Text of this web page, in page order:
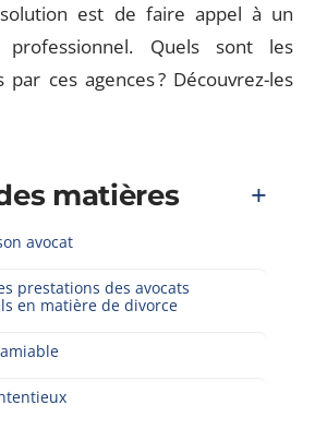
solution est de faire appel à un
professionnel. Quels sont les
par ces agences ? Découvrez-les
matières
avocat
prestations des avocats
en matière de divorce